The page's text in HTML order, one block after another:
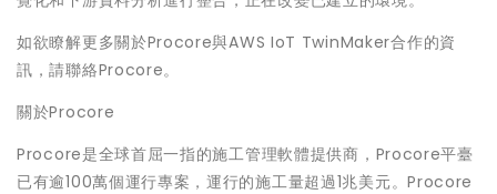
如欲瞭解更多關於Procore與AWS IoT TwinMaker合作的資
訊，請聯絡Procore。
關於Procore
Procore是全球首屈一指的施工管理軟體提供商，Procore平臺
已有逾100萬個運行專案，運行的施工量超過1兆美元。Procore